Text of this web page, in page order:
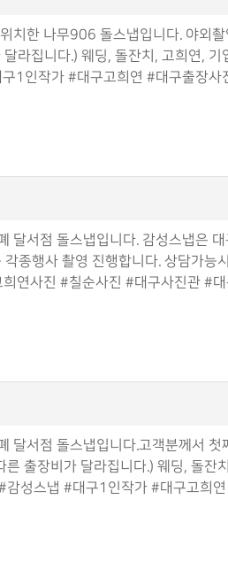
치한 나무906 돌스냅입니다. 야외
라집니다.) 웨딩, 돌잔치, 고희연,
1인작가 #대구고희연 #대구출장
달서점 돌스냅입니다. 감성스냅은
각종행사 촬영 진행합니다. 상담
연사진 #칠순사진 #대구사진관 #
달서점 돌스냅입니다.고객분께서
른 출장비가 달라집니다.) 웨딩, 돌
감성스냅 #대구1인작가 #대구고희